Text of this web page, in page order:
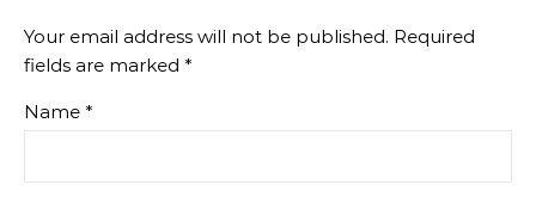
Your email address will not be published. Required
fields are marked *
Name *